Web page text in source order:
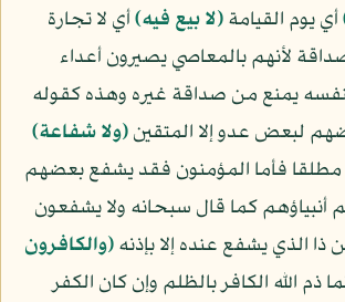
أي يوم القيامة﴿لا بيع فيه﴾أي لا تجارة
لأنهم بالمعاصي يصيرون أعداء
يمنع من صداقة غيره وهذه كقوله
لبعض عدو إلا المتقين﴿ولا شفاعة﴾
مطلقا فأما المؤمنون فقد يشفع بعضهم
كما قال سبحانه ولا يشفعون
ذا الذي يشفع عنده إلا بإذنه﴿والكافرون
ذم الله الكافر بالظلم وإن كان الكفر